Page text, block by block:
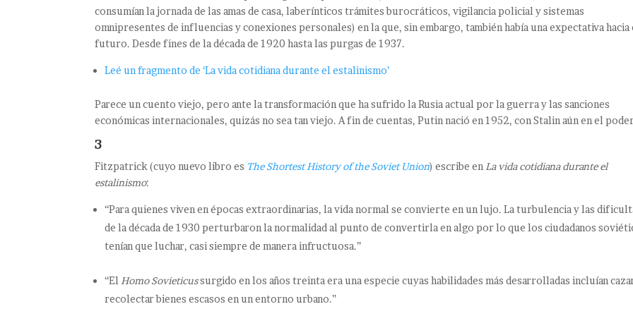
consumían la jornada de las amas de casa, laberínticos trámites burocráticos, vigilancia policial y sistemas
omnipresentes de influencias y conexiones personales) en la que, sin embargo, también había una expectativa hacia
futuro. Desde fines de la década de 1920 hasta las purgas de 1937.
Leé un fragmento de ‘La vida cotidiana durante el estalinismo’
Parece un cuento viejo, pero ante la transformación que ha sufrido la Rusia actual por la guerra y las sanciones
económicas internacionales, quizás no sea tan viejo. A fin de cuentas, Putin nació en 1952, con Stalin aún en el
3
Fitzpatrick (cuyo nuevo libro es The Shortest History of the Soviet Union) escribe en La vida cotidiana durante el
estalinismo:
“Para quienes viven en épocas extraordinarias, la vida normal se convierte en un lujo. La turbulencia y las
de la década de 1930 perturbaron la normalidad al punto de convertirla en algo por lo que los ciudadanos
tenían que luchar, casi siempre de manera infructuosa.”
“El Homo Sovieticussurgido en los años treinta era una especie cuyas habilidades más desarrolladas incluían
recolectar bienes escasos en un entorno urbano.”